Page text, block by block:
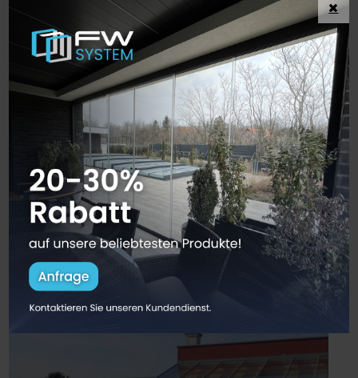
Für eine Anfragestellung füllen Sie
unseren online Fragebogen aus!
Referenz Arbeiten